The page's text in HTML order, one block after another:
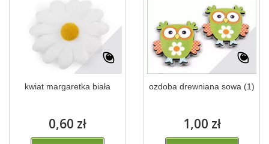
kwiat margaretka biała
0,60 zł
ozdoba drewniana sowa (1)
1,00 zł